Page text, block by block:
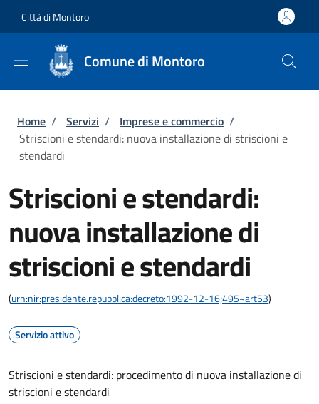
Città di Montoro
Comune di Montoro
Briciole di pane
Home / Servizi / Imprese e commercio /
Striscioni e stendardi: nuova installazione di striscioni e
stendardi
Striscioni e stendardi:
nuova installazione di
striscioni e stendardi
(urn:nir:presidente.repubblica:decreto:1992-12-16;495~art53)
Servizio attivo
Striscioni e stendardi: procedimento di nuova installazione di
striscioni e stendardi